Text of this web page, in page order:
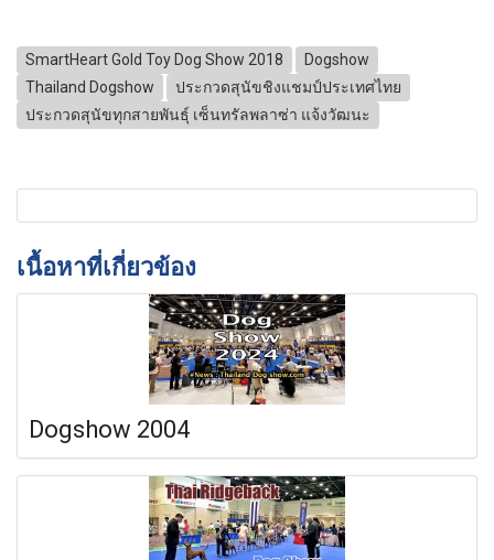
SmartHeart Gold Toy Dog Show 2018
Dogshow
Thailand Dogshow
ประกวดสุนัขชิงแชมป์ประเทศไทย
ประกวดสุนัขทุกสายพันธุ์ เซ็นทรัลพลาซ่า แจ้งวัฒนะ
เนื้อหาที่เกี่ยวข้อง
Dogshow 2004